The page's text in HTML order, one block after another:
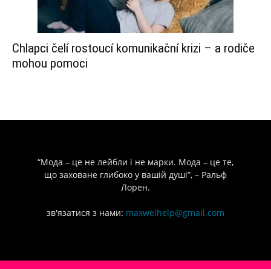
Chlapci čelí rostoucí komunikační krizi – a rodiče
mohou pomoci
“Мода – це не лейбли і не марки. Мода – це те,
що заховане глибоко у вашій душі”, – Ральф
Лорен.
зв'язатися з нами: maxwelhelp@gmail.com